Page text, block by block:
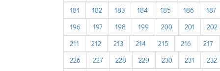
181
182 183 184 185 186
187
196
197 198 199 200 201
202
211
212 213 214 215 216
217
226
227 228 229 230 231 232